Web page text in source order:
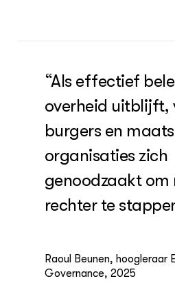
“Als effectief
overheid uitblijft,
burgers en
organisaties zich
genoodzaakt om
rechter te
Raoul Beunen, hoogleraar
Governance, 2025